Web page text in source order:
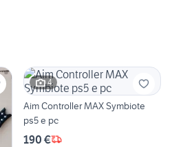
4
Aim Controller MAX Symbiote
ps5 e pc
190 €